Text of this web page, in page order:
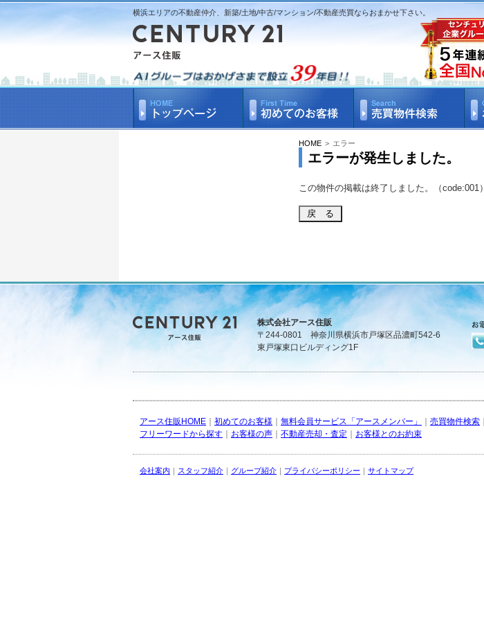
横浜エリアの不動産仲介、新築/土地/中古/マンション/不動産売買ならおまかせ下さい。
HOME > エラー
エラーが発生しました。
この物件の掲載は終了しました。（code:001）
株式会社アース住販
〒244-0801 神奈川県横浜市戸塚区品濃町542-6
東戸塚東口ビルディング1F
アース住販HOME 初めてのお客様 無料会員サービス「アースメンバー」 売買物件検索
フリーワードから探す
お客様の声 不動産売却・査定 お客様とのお約束
会社案内 ｜ スタッフ紹介 ｜ グループ紹介 ｜ プライバシーポリシー ｜ サイトマップ